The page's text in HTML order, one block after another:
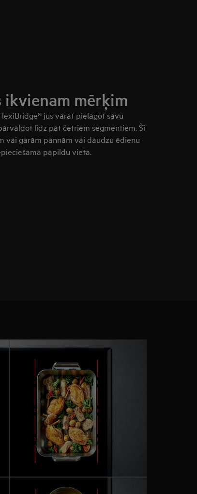
ikvienam mērķim
jūs varat pielāgot savu
līdz pat četriem segmentiem. Šī
vai garām pannām vai daudzu ēdienu
papildu vieta.